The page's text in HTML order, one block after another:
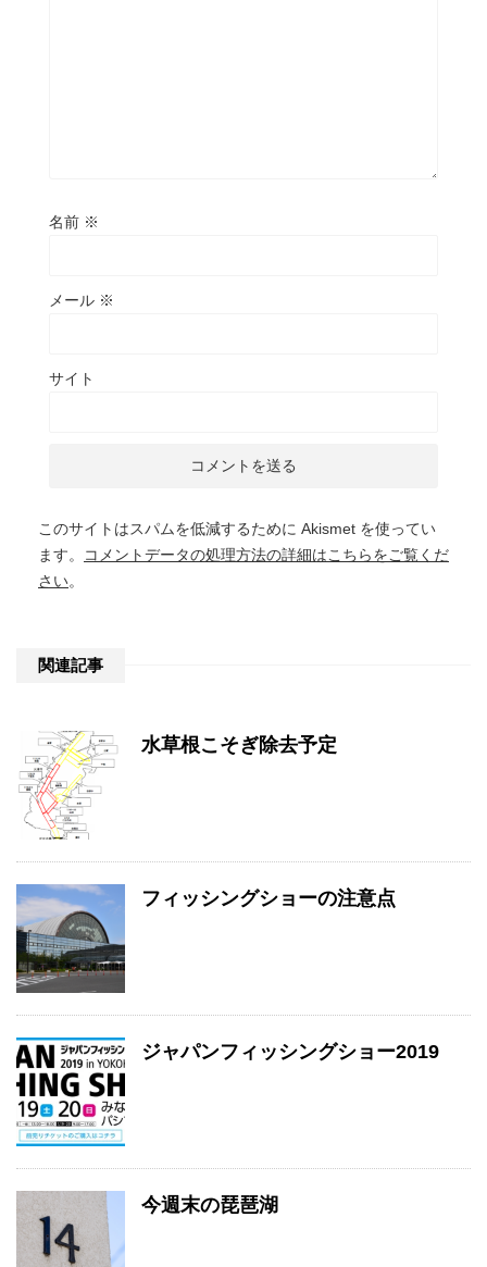
名前 ※
メール ※
サイト
このサイトはスパムを低減するために Akismet を使ってい
ます。
コメントデータの処理方法の詳細はこちらをご覧くだ
さい。
関連記事
水草根こそぎ除去予定
フィッシングショーの注意点
ジャパンフィッシングショー2019
今週末の琵琶湖